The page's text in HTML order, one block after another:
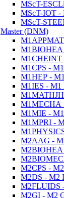
MScT-
MScT-IOT -
MScT-
Master (DNM)
M1BIOHEA
M1CHEINT
M1CPS -
M1HEP -
M1IES - M1
M1MECHA
M1MIE - M1
M1MPRI -
M2AAG -
M2BIOHEA
M2CPS -
M2DS - M2
M2FLUIDS
M2GI - M2